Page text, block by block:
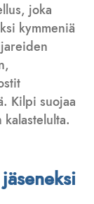
joka
kymmeniä
Kilpi suojaa